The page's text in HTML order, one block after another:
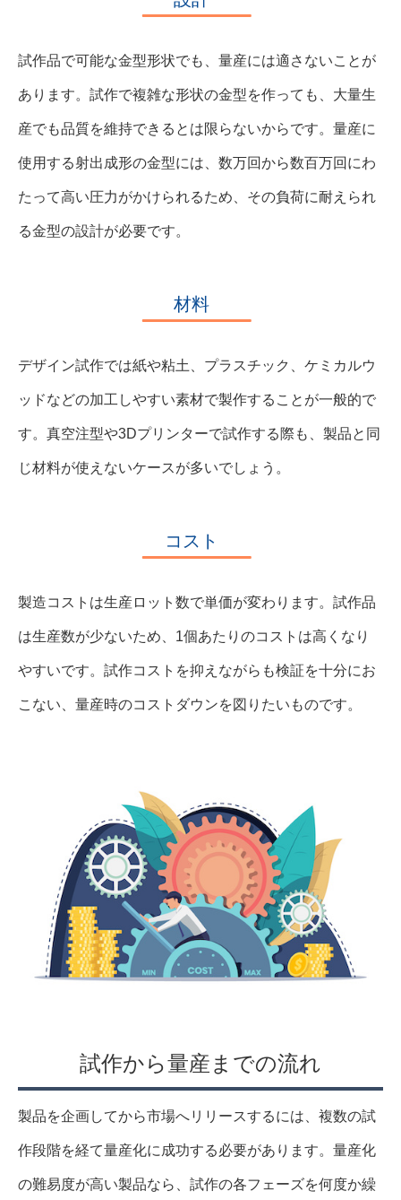
試作品で可能な金型形状でも、量産には適さないことが
あります。試作で複雑な形状の金型を作っても、大量生
産でも品質を維持できるとは限らないからです。量産に
使用する射出成形の金型には、数万回から数百万回にわ
たって高い圧力がかけられるため、その負荷に耐えられ
る金型の設計が必要です。
材料
デザイン試作では紙や粘土、プラスチック、ケミカルウ
ッドなどの加工しやすい素材で製作することが一般的で
す。真空注型や3Dプリンターで試作する際も、製品と同
じ材料が使えないケースが多いでしょう。
コスト
製造コストは生産ロット数で単価が変わります。試作品
は生産数が少ないため、1個あたりのコストは高くなり
やすいです。試作コストを抑えながらも検証を十分にお
こない、量産時のコストダウンを図りたいものです。
試作から量産までの流れ
製品を企画してから市場へリリースするには、複数の試
作段階を経て量産化に成功する必要があります。量産化
の難易度が高い製品なら、試作の各フェーズを何度か繰